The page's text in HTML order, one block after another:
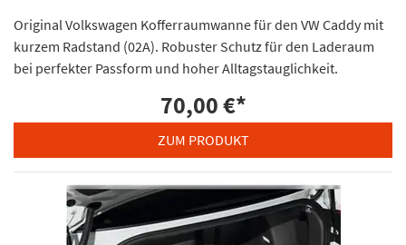
Original Volkswagen Kofferraumwanne für den VW Caddy mit
kurzem Radstand (02A). Robuster Schutz für den Laderaum
bei perfekter Passform und hoher Alltagstauglichkeit.
70,00 €*
ZUM PRODUKT